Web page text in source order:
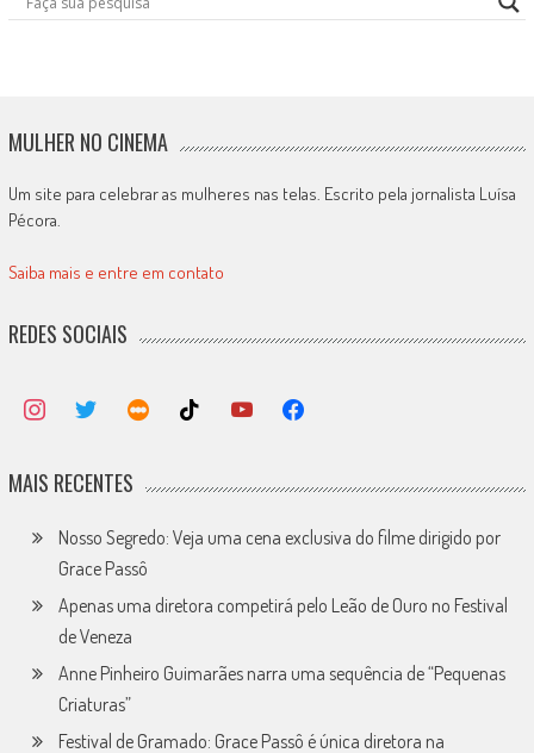
MULHER NO CINEMA
Um site para celebrar as mulheres nas telas. Escrito pela jornalista Luísa
Pécora.
Saiba mais e entre em contato
REDES SOCIAIS
MAIS RECENTES
Nosso Segredo: Veja uma cena exclusiva do filme dirigido por
Grace Passô
Apenas uma diretora competirá pelo Leão de Ouro no Festival
de Veneza
Anne Pinheiro Guimarães narra uma sequência de “Pequenas
Criaturas”
Festival de Gramado: Grace Passô é única diretora na